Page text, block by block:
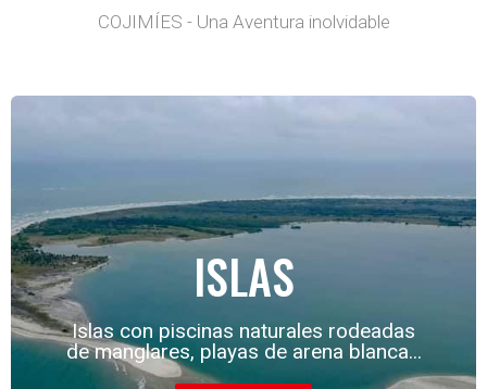
COJIMÍES - Una Aventura inolvidable
ISLAS
Islas con piscinas naturales rodeadas
de manglares, playas de arena blanca...